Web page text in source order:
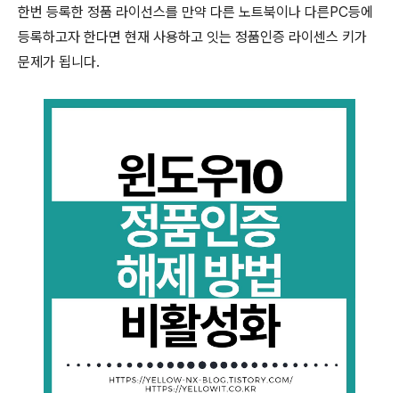
한번 등록한 정품 라이선스를 만약 다른 노트북이나 다른PC등에
등록하고자 한다면 현재 사용하고 잇는 정품인증 라이센스 키가
문제가 됩니다.